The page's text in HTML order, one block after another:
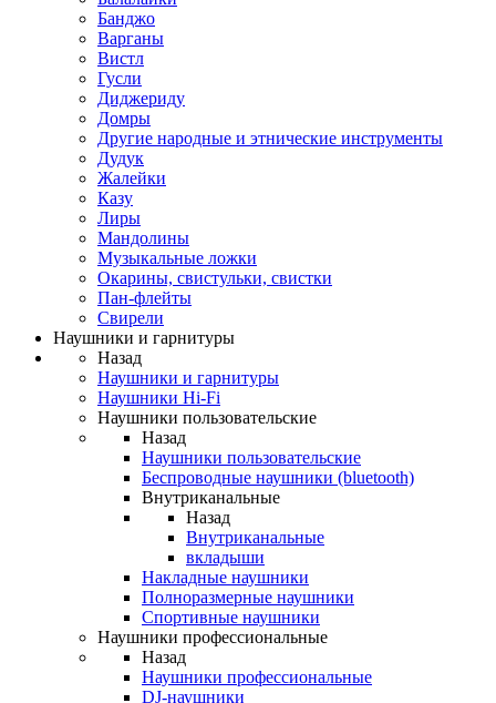
Банджо
Варганы
Вистл
Гусли
Диджериду
Домры
Другие народные и этнические инструменты
Дудук
Жалейки
Казу
Лиры
Мандолины
Музыкальные ложки
Окарины, свистульки, свистки
Пан-флейты
Свирели
Наушники и гарнитуры
Назад
Наушники и гарнитуры
Наушники Hi-Fi
Наушники пользовательские
Назад
Наушники пользовательские
Беспроводные наушники (bluetooth)
Внутриканальные
Назад
Внутриканальные
вкладыши
Накладные наушники
Полноразмерные наушники
Спортивные наушники
Наушники профессиональные
Назад
Наушники профессиональные
DJ-наушники